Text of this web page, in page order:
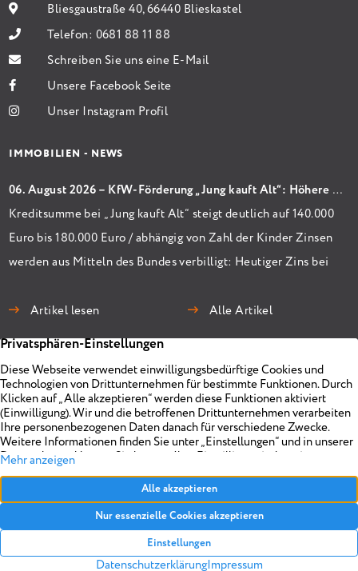
Bliesgaustraße 40, 66440 Blieskastel
Telefon: 0681 88 11 88
Schreiben Sie uns eine E-Mail
Unsere Facebook Seite
Unser Instagram Profil
IMMOBILIEN - NEWS
06. August 2026 – KfW-Förderung „Jung kauft Alt“: Höhere Kredite ab August 2026
Kreditsumme bei „Jung kauft Alt“ steigt deutlich auf 140.000
Euro bis 180.000 Euro / abhängig von Zahl der Kinder Zinsen
werden aus Mitteln des Bundes verbilligt: Heutiger Zins bei
Zinsbindung Antragstellende verpflichten sich zu
energetischer Sanierung binnen 54 Monaten nach
Artikel lesen Alle Artikel
Immobilien
Unternehmen
Projekte
Planen
Vermarkten
Über uns
Realisieren
Datenschutz